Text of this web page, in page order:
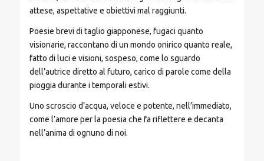
attese, aspettative e obiettivi mal raggiunti.
Poesie brevi di taglio giapponese, fugaci quanto
visionarie, raccontano di un mondo onirico quanto reale,
fatto di luci e visioni, sospeso, come lo sguardo
dell’autrice diretto al futuro, carico di parole come della
pioggia durante i temporali estivi.
Uno scroscio d’acqua, veloce e potente, nell’immediato,
come l’amore per la poesia che fa riflettere e decanta
nell’anima di ognuno di noi.